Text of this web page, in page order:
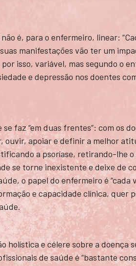
é, para o enfermeiro, linear:
manifestações vão ter um
isso, variável, mas segundo o
e depressão nos doentes
faz “em duas frentes”: com os
ouvir, apoiar e definir a melhor
a psoríase, retirando-lhe o
se torne inexistente e deixe de
o papel do enfermeiro é “cada
e capacidade clínica, quer
holística e célere sobre a doença
de saúde é “bastante